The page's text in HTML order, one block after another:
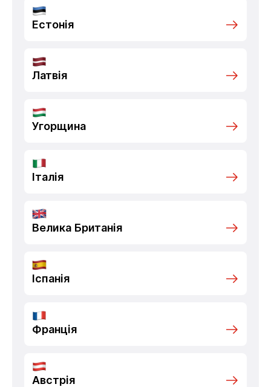
Естонія
Латвія
Угорщина
Італія
Велика Британія
Іспанія
Франція
Австрія